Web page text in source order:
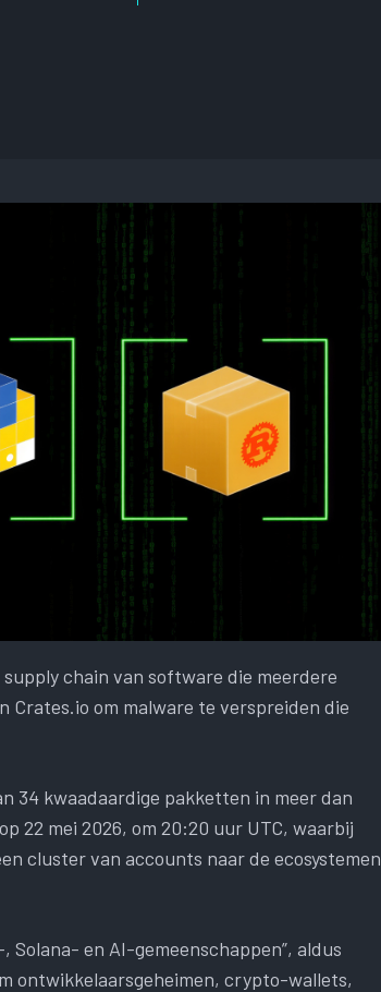
chain van software die meerdere
Crates.io om malware te verspreiden die
34 kwaadaardige pakketten in meer dan
22 mei 2026, om 20:20 uur UTC, waarbij
cluster van accounts naar de ecosystemen
en AI-gemeenschappen”, aldus
ontwikkelaarsgeheimen, crypto-wallets,